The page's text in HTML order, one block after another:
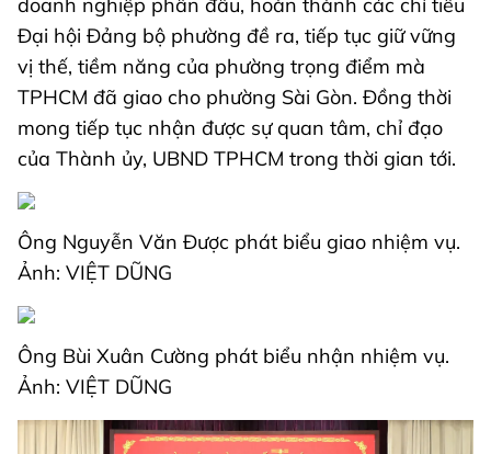
Đại hội Đảng bộ phường đề ra, tiếp tục giữ vững
vị thế, tiềm năng của phường trọng điểm mà
TPHCM đã giao cho phường Sài Gòn. Đồng thời
mong tiếp tục nhận được sự quan tâm, chỉ đạo
của Thành ủy, UBND TPHCM trong thời gian tới.
Ông Nguyễn Văn Được phát biểu giao nhiệm vụ.
Ảnh: VIỆT DŨNG
Ông Bùi Xuân Cường phát biểu nhận nhiệm vụ.
Ảnh: VIỆT DŨNG